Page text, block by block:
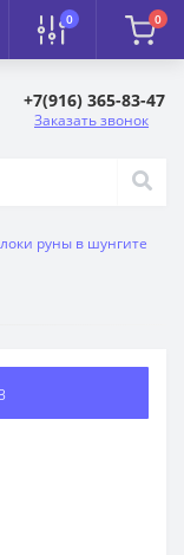
0 0
+7(916) 365-83-47
Заказать звонок
руны в шунгите